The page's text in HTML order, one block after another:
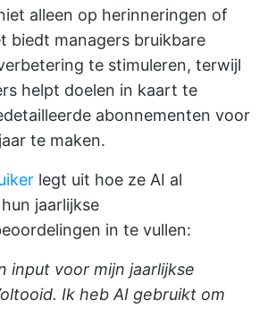
alleen op herinneringen of
biedt managers bruikbare
te stimuleren, terwijl
helpt doelen in kaart te
abonnementen voor
te maken.
legt uit hoe ze AI al
jaarlijkse
in te vullen:
input voor mijn jaarlijkse
Ik heb AI gebruikt om